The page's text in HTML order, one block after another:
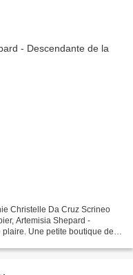
Christelle Da Cruz Scrineo
Artemisia Shepard -
Une petite boutique de